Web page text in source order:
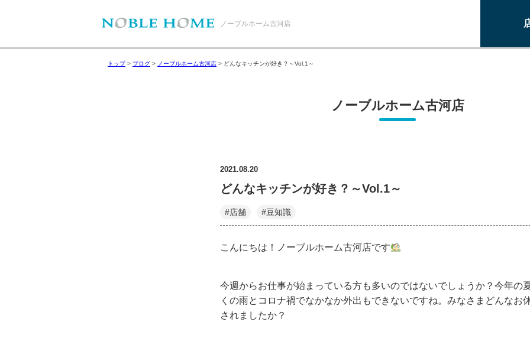
ノーブルホーム古河店
トップ> ブログ > ノーブルホーム古河店 > どんなキッチンが好き？～Vol.1～
ノーブルホーム古河店
2021.08.20
どんなキッチンが好き？～Vol.1～
#店舗 #豆知識
こんにちは！ノーブルホーム古河店です
今週からお仕事が始まっている方も多いのではないでしょうか？今年の
くの雨とコロナ禍でなかなか外出もできないですね。みなさまどんなお
されましたか？